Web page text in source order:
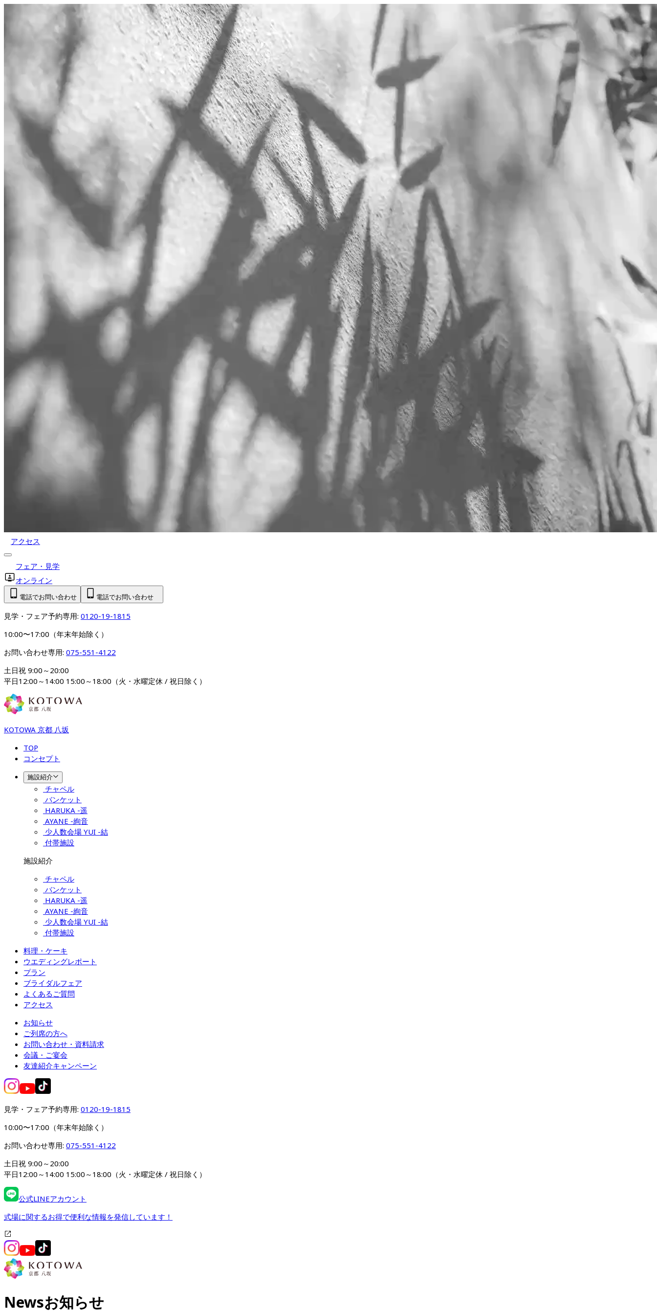
アクセス
フェア・見学
オンライン
電話でお問い合わせ 電話でお問い合わせ
見学・フェア予約専用: 0120-19-1815
10:00〜17:00（年末年始除く）
お問い合わせ専用: 075-551-4122
土日祝 9:00～20:00
平日12:00～14:00 15:00～18:00（火・水曜定休 / 祝日除く）
KOTOWA 京都 八坂
TOP
コンセプト
施設紹介
チャペル
バンケット
HARUKA -遥
AYANE -絢音
少人数会場 YUI -結
付帯施設
施設紹介
チャペル
バンケット
HARUKA -遥
AYANE -絢音
少人数会場 YUI -結
付帯施設
料理・ケーキ
ウエディングレポート
プラン
ブライダルフェア
よくあるご質問
アクセス
お知らせ
ご列席の方へ
お問い合わせ・資料請求
会議・ご宴会
友達紹介キャンペーン
見学・フェア予約専用: 0120-19-1815
10:00〜17:00（年末年始除く）
お問い合わせ専用: 075-551-4122
土日祝 9:00～20:00
平日12:00～14:00 15:00～18:00（火・水曜定休 / 祝日除く）
公式LINEアカウント
式場に関するお得で便利な情報を発信しています！
Newsお知らせ